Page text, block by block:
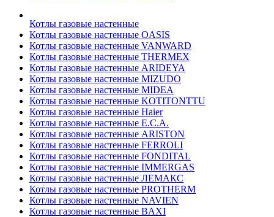
Котлы газовые настенные
Котлы газовые настенные OASIS
Котлы газовые настенные VANWARD
Котлы газовые настенные THERMEX
Котлы газовые настенные ARIDEYA
Котлы газовые настенные MIZUDO
Котлы газовые настенные MIDEA
Котлы газовые настенные KOTITONTTU
Котлы газовые настенные Haier
Котлы газовые настенные E.C.A.
Котлы газовые настенные ARISTON
Котлы газовые настенные FERROLI
Котлы газовые настенные FONDITAL
Котлы газовые настенные IMMERGAS
Котлы газовые настенные ЛЕМАКС
Котлы газовые настенные PROTHERM
Котлы газовые настенные NAVIEN
Котлы газовые настенные BAXI